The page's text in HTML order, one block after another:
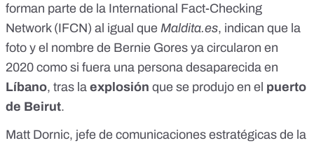
forman parte de la International Fact-Checking
Network (IFCN) al igual que Maldita.es, indican que la
foto y el nombre de Bernie Gores ya circularon en
2020 como si fuera una persona desaparecida en
Líbano, tras la explosión que se produjo en el puerto
de Beirut.
Matt Dornic, jefe de comunicaciones estratégicas de la